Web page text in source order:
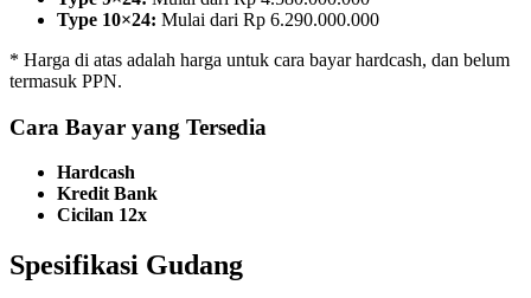
Type 10×24: Mulai dari Rp 6.290.000.000
* Harga di atas adalah harga untuk cara bayar hardcash, dan belum
termasuk PPN.
Cara Bayar yang Tersedia
Hardcash
Kredit Bank
Cicilan 12x
Spesifikasi Gudang